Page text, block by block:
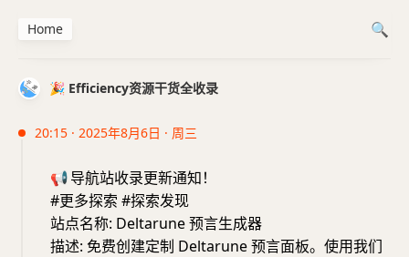
🎉 Efficiency资源干货全收录
20:15 · 2025年8月6日 · 周三
📢导航站收录更新通知！
#更多探索 #探索发现
站点名称: Deltarune 预言生成器
描述: 免费创建定制 Deltarune 预言面板。使用我们
Home